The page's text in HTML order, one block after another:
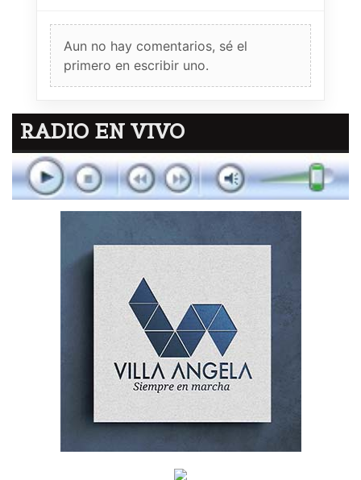
Aun no hay comentarios, sé el
primero en escribir uno.
RADIO EN VIVO